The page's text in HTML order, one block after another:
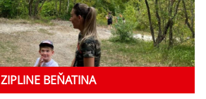
ZIPLINE BEŇATINA